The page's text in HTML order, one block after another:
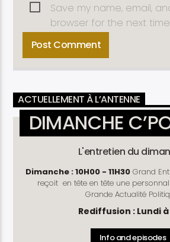
Save my name, email,
browser for the next
ACTUELLEMENT À L’ANTENNE
DIMANCHE
L'entretien du
Dimanche : 10H00 - 11H30Grand Entretien Politique qui
reçoit en tête en tête une
Grande Actualité
Rediffusion : Lundi à
Info and episodes